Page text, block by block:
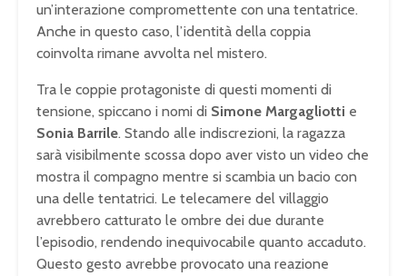
un’interazione compromettente con una tentatrice.
Anche in questo caso, l’identità della coppia
coinvolta rimane avvolta nel mistero.
Tra le coppie protagoniste di questi momenti di
tensione, spiccano i nomi di Simone Margagliotti e
Sonia Barrile. Stando alle indiscrezioni, la ragazza
sarà visibilmente scossa dopo aver visto un video che
mostra il compagno mentre si scambia un bacio con
una delle tentatrici. Le telecamere del villaggio
avrebbero catturato le ombre dei due durante
l’episodio, rendendo inequivocabile quanto accaduto.
Questo gesto avrebbe provocato una reazione